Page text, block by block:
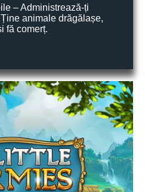
– Administrează-ți
animale drăgălașe,
fă comerț.